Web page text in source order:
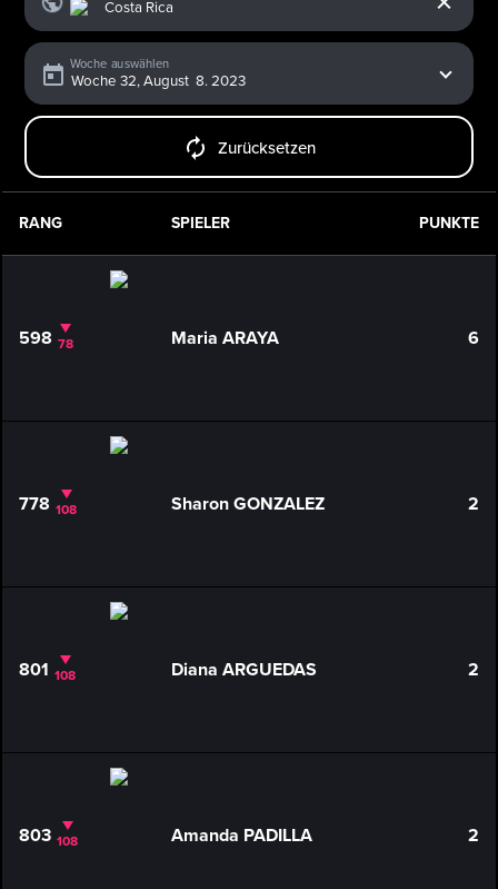
Woche auswählen
Zurücksetzen
RANG SPIELER PUNKTE
598 78 Maria ARAYA 6
778 108 Sharon GONZALEZ 2
801 108 Diana ARGUEDAS 2
803 108 Amanda PADILLA 2